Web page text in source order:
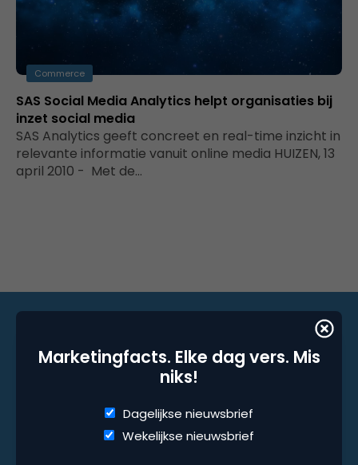
Commerce
SAS Social Media Analytics helpt organisaties bij
inzet social media
SAS Analytics geeft concreet en real-time inzicht in
relevante informatie vanuit online media HUIZEN, 13
april 2010 - Met de…
Marketingfacts. Elke dag vers. Mis
niks!
Dagelijkse nieuwsbrief
Wekelijkse nieuwsbrief
Marketingfacts. Elke dag vers. Mis niks!
Wekelijkse nieuwsbrief